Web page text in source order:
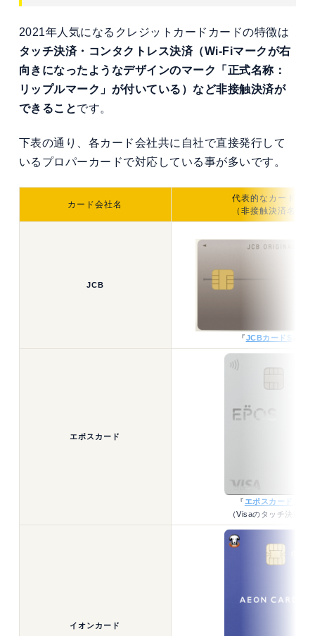
2021年人気になるクレジットカードカードの特徴は
タッチ決済・コンタクトレス決済（Wi-Fiマークが右
向きになったようなデザインのマーク「正式名称：
リップルマーク」が付いている）など非接触決済が
できることです。
下表の通り、各カード会社共に自社で直接発行して
いるプロパーカードで対応している事が多いです。
カード会社名
代表的なカード名
（非接触決済名）
JCB
『JCBカードS
エポスカード
『 エポスカード
（Visaのタッチ決済）
イオンカード